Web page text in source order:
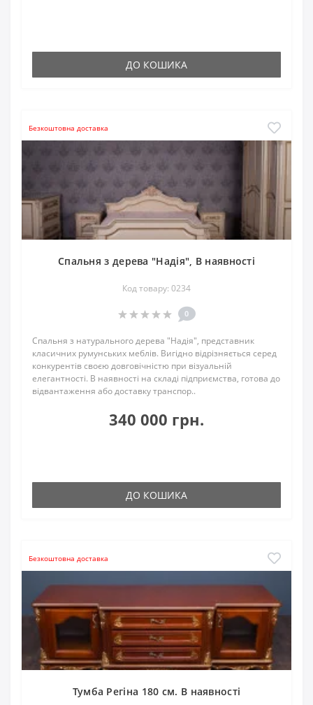
ДО КОШИКА
Безкоштовна доставка
Спальня з дерева "Надія", В наявності
Код товару: 0234
0
Спальня з натурального дерева "Надія", представник
класичних румунських меблів. Вигідно відрізняється серед
конкурентів своєю довговічністю при візуальній
елегантності. В наявності на складі підприємства, готова до
відвантаження або доставку транспор..
340 000 грн.
ДО КОШИКА
Безкоштовна доставка
Тумба Регіна 180 см. В наявності